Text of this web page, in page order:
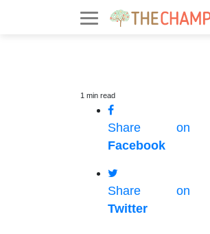
1 min read
Share on
Facebook
Share on
Twitter